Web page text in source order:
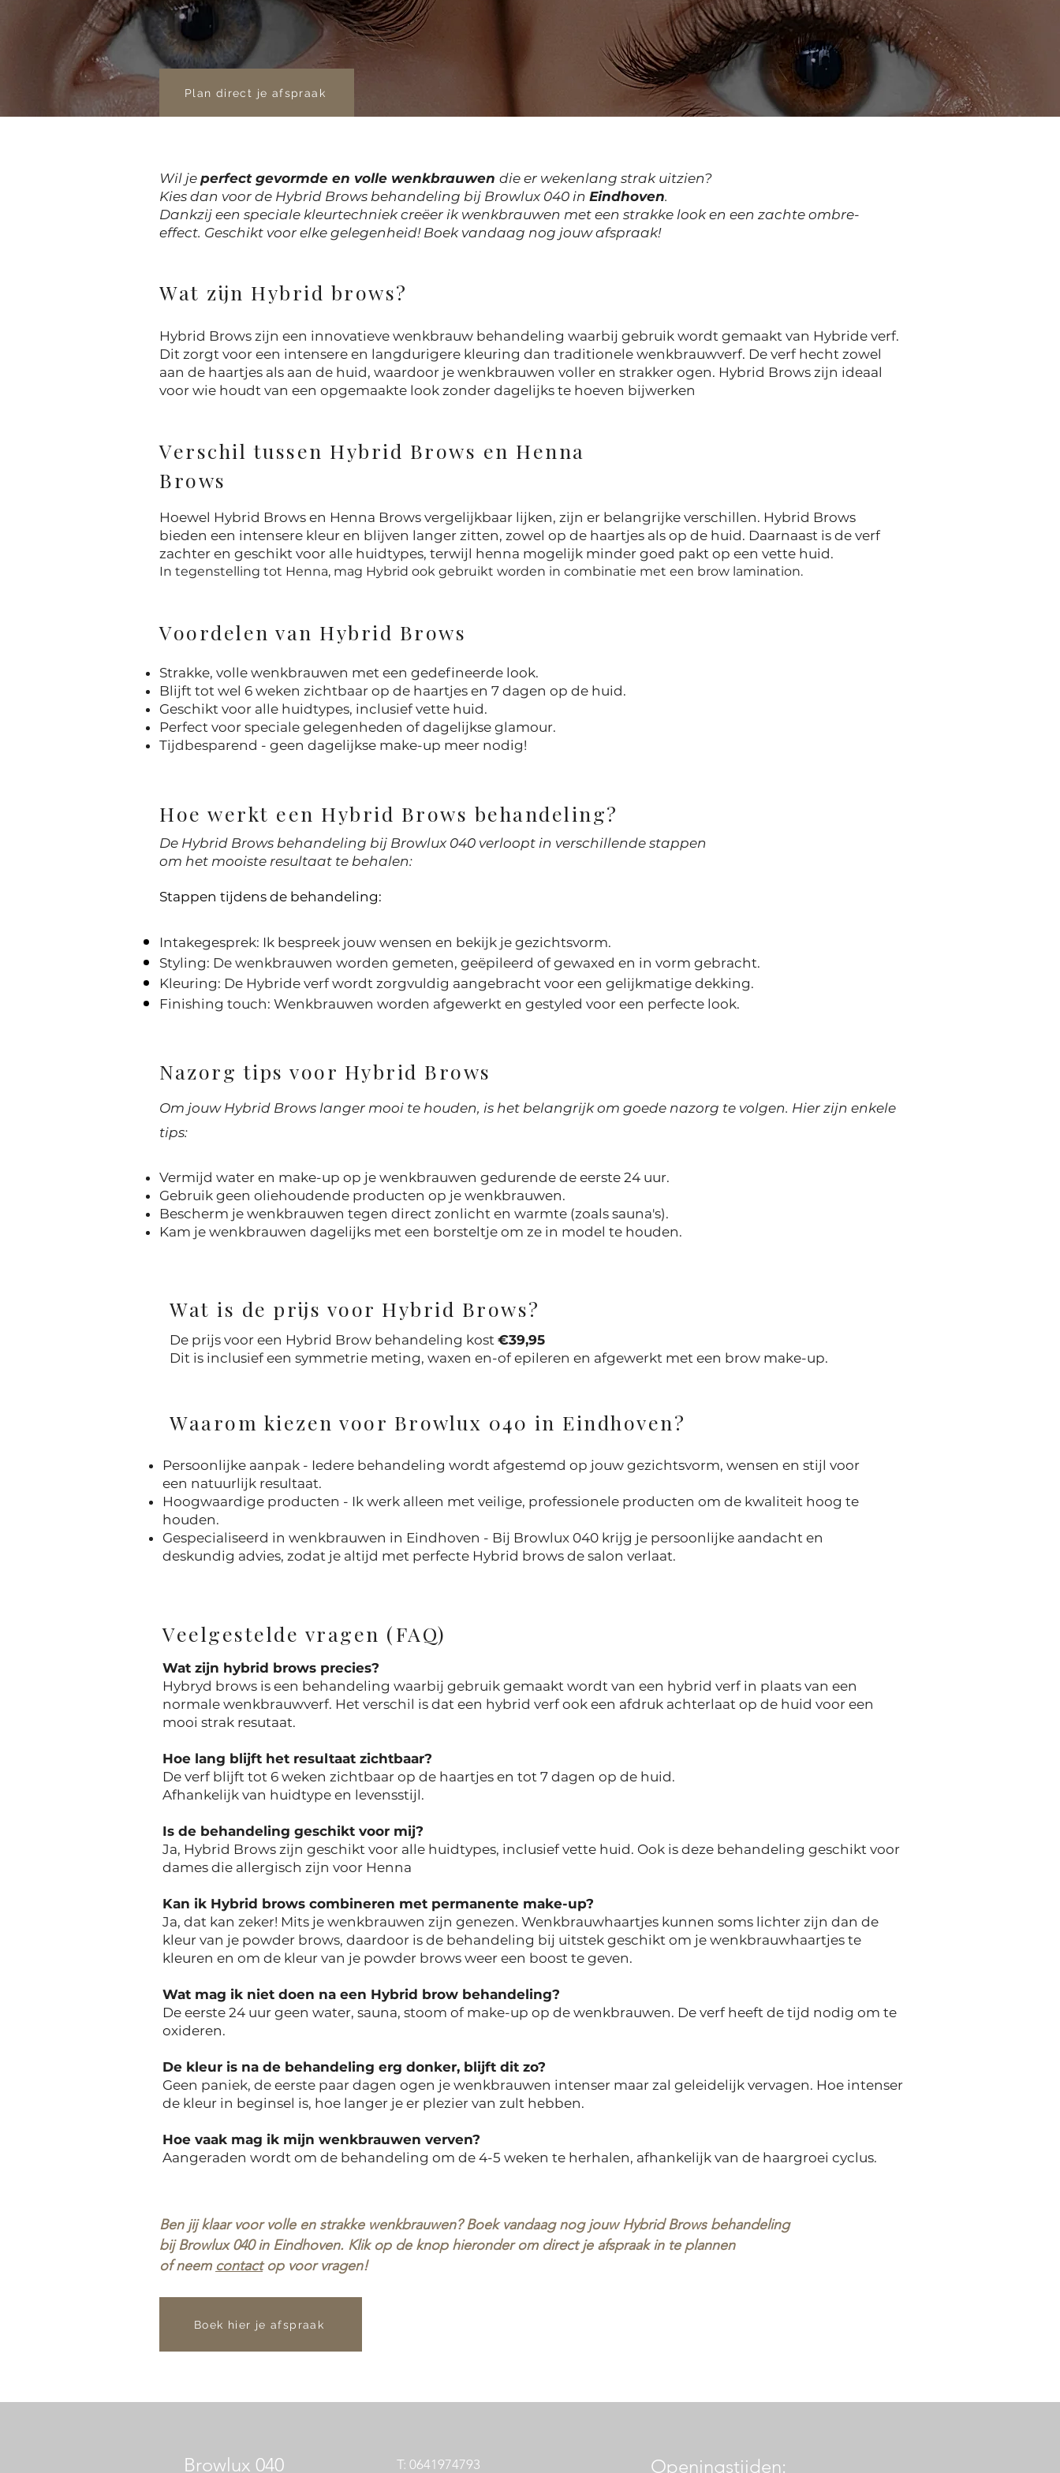
Plan direct je afspraak
Wil je perfect gevormde en volle wenkbrauwen die er wekenlang strak uitzien?
Kies dan voor de Hybrid Brows behandeling bij Browlux 040 in Eindhoven.
Dankzij een speciale kleurtechniek creëer ik wenkbrauwen met een strakke look en een zachte ombre-
effect. Geschikt voor elke gelegenheid! Boek vandaag nog jouw afspraak!
Wat zijn Hybrid brows?
Hybrid Brows zijn een innovatieve wenkbrauw behandeling waarbij gebruik wordt gemaakt van Hybride verf.
Dit zorgt voor een intensere en langdurigere kleuring dan traditionele wenkbrauwverf. De verf hecht zowel
aan de haartjes als aan de huid, waardoor je wenkbrauwen voller en strakker ogen. Hybrid Brows zijn ideaal
voor wie houdt van een opgemaakte look zonder dagelijks te hoeven bijwerken
Verschil tussen Hybrid Brows en Henna
Brows
Hoewel Hybrid Brows en Henna Brows vergelijkbaar lijken, zijn er belangrijke verschillen. Hybrid Brows
bieden een intensere kleur en blijven langer zitten, zowel op de haartjes als op de huid. Daarnaast is de verf
zachter en geschikt voor alle huidtypes, terwijl henna mogelijk minder goed pakt op een vette huid.
In tegenstelling tot Henna, mag Hybrid ook gebruikt worden in combinatie met een brow lamination.
Strakke, volle wenkbrauwen met een gedefineerde look.
​Blijft tot wel 6 weken zichtbaar op de haartjes en 7 dagen op de huid.
Geschikt voor alle huidtypes, inclusief vette huid.
Perfect voor speciale gelegenheden of dagelijkse glamour.
Tijdbesparend - geen dagelijkse make-up meer nodig!
De Hybrid Brows behandeling bij Browlux 040 verloopt in verschillende stappen
om het mooiste resultaat te behalen:
Voordelen van Hybrid Brows
Hoe werkt een Hybrid Brows behandeling?
Stappen tijdens de behandeling:
Intakegesprek: Ik bespreek jouw wensen en bekijk je gezichtsvorm.
Styling: De wenkbrauwen worden gemeten, geëpileerd of gewaxed en in vorm gebracht.
Kleuring: De Hybride verf wordt zorgvuldig aangebracht voor een gelijkmatige dekking.
Finishing touch: Wenkbrauwen worden afgewerkt en gestyled voor een perfecte look.
Nazorg tips voor Hybrid Brows
Om jouw Hybrid Brows langer mooi te houden, is het belangrijk om goede nazorg te volgen. Hier zijn enkele
tips:
Vermijd water en make-up op je wenkbrauwen gedurende de eerste 24 uur.
Gebruik geen oliehoudende producten op je wenkbrauwen.
Bescherm je wenkbrauwen tegen direct zonlicht en warmte (zoals sauna's).
Kam je wenkbrauwen dagelijks met een borsteltje om ze in model te houden.
Wat is de prijs voor Hybrid Brows?
De prijs voor een Hybrid Brow behandeling kost €39,95
Dit is inclusief een symmetrie meting, waxen en-of epileren en afgewerkt met een brow make-up.
Waarom kiezen voor Browlux 040 in Eindhoven?
Persoonlijke aanpak - Iedere behandeling wordt afgestemd op jouw gezichtsvorm, wensen en stijl voor
een natuurlijk resultaat.
Hoogwaardige producten - Ik werk alleen met veilige, professionele producten om de kwaliteit hoog te
houden.
Gespecialiseerd in wenkbrauwen in Eindhoven - Bij Browlux 040 krijg je persoonlijke aandacht en
deskundig advies, zodat je altijd met perfecte Hybrid brows de salon verlaat.
Wat zijn hybrid brows precies?
Hybryd brows is een behandeling waarbij gebruik gemaakt wordt van een hybrid verf in plaats van een
normale wenkbrauwverf. Het verschil is dat een hybrid verf ook een afdruk achterlaat op de huid voor een
mooi strak resutaat.
Hoe lang blijft het resultaat zichtbaar?
De verf blijft tot 6 weken zichtbaar op de haartjes en tot 7 dagen op de huid.
Afhankelijk van huidtype en levensstijl.
Is de behandeling geschikt voor mij?
Ja, Hybrid Brows zijn geschikt voor alle huidtypes, inclusief vette huid. Ook is deze behandeling geschikt voor
dames die allergisch zijn voor Henna
Kan ik Hybrid brows combineren met permanente make-up?
Ja, dat kan zeker! Mits je wenkbrauwen zijn genezen. Wenkbrauwhaartjes kunnen soms lichter zijn dan de
kleur van je powder brows, daardoor is de behandeling bij uitstek geschikt om je wenkbrauwhaartjes te
kleuren en om de kleur van je powder brows weer een boost te geven.
Wat mag ik niet doen na een Hybrid brow behandeling?
De eerste 24 uur geen water, sauna, stoom of make-up op de wenkbrauwen. De verf heeft de tijd nodig om te
oxideren.
De kleur is na de behandeling erg donker, blijft dit zo?
Geen paniek, de eerste paar dagen ogen je wenkbrauwen intenser maar zal geleidelijk vervagen. Hoe intenser
de kleur in beginsel is, hoe langer je er plezier van zult hebben.
Hoe vaak mag ik mijn wenkbrauwen verven?
Aangeraden wordt om de behandeling om de 4-5 weken te herhalen, afhankelijk van de haargroei cyclus.
Veelgestelde vragen (FAQ)
Ben jij klaar voor volle en strakke wenkbrauwen? Boek vandaag nog jouw Hybrid Brows behandeling
bij Browlux 040 in Eindhoven. Klik op de knop hieronder om direct je afspraak in te plannen
of neem contactop voor vragen!
Boek hier je afspraak
Browlux 040 T: 0641974793 Openingstijden: